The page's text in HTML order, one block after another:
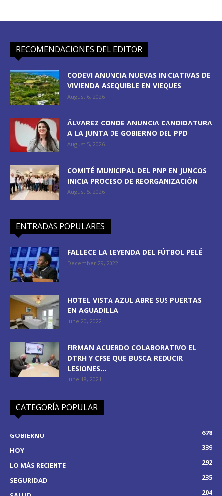
RECOMENDACIONES DEL EDITOR
CODEVI ANUNCIA NUEVAS INICIATIVAS DE
VIVIENDA ASEQUIBLE EN VIEQUES
August 6, 2026
ÁLVAREZ CONDE ANUNCIA CANDIDATURA
A LA JUNTA DE GOBIERNO DEL PPD
August 5, 2026
COMITÉ MUNICIPAL DEL PNP EN JUNCOS
INICIA PROCESO DE REORGANIZACIÓN
August 5, 2026
ENTRADAS POPULARES
FALLECE LA LEYENDA DEL FÚTBOL PELÉ
December 29, 2022
HOTEL VISTA AZUL ABRE SUS PUERTAS
EN AGUADILLA
June 20, 2022
FIRMAN ACUERDO COLABORATIVO EL
DTRH Y CFSE QUE BUSCA REDUCIR
LESIONES...
June 18, 2021
CATEGORÍA POPULAR
GOBIERNO
678
HOY
339
LO MÁS RECIENTE
292
SEGURIDAD
235
204